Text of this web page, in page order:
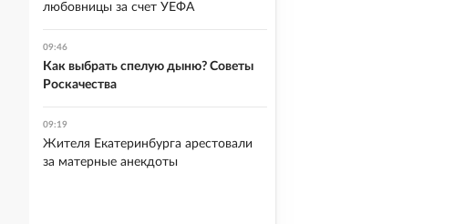
любовницы за счет УЕФА
09:46
Как выбрать спелую дыню? Советы
Роскачества
09:19
Жителя Екатеринбурга арестовали
за матерные анекдоты